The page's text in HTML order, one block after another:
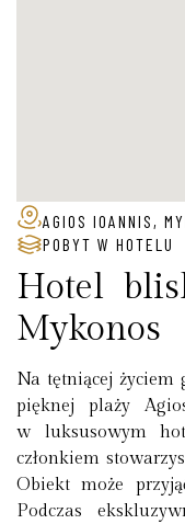
AGIOS IOANNIS,
POBYT W HOTELU
Hotel
Mykonos
Na tętniącej życiem
pięknej plaży
w luksusowym
członkiem
Obiekt może
Podczas